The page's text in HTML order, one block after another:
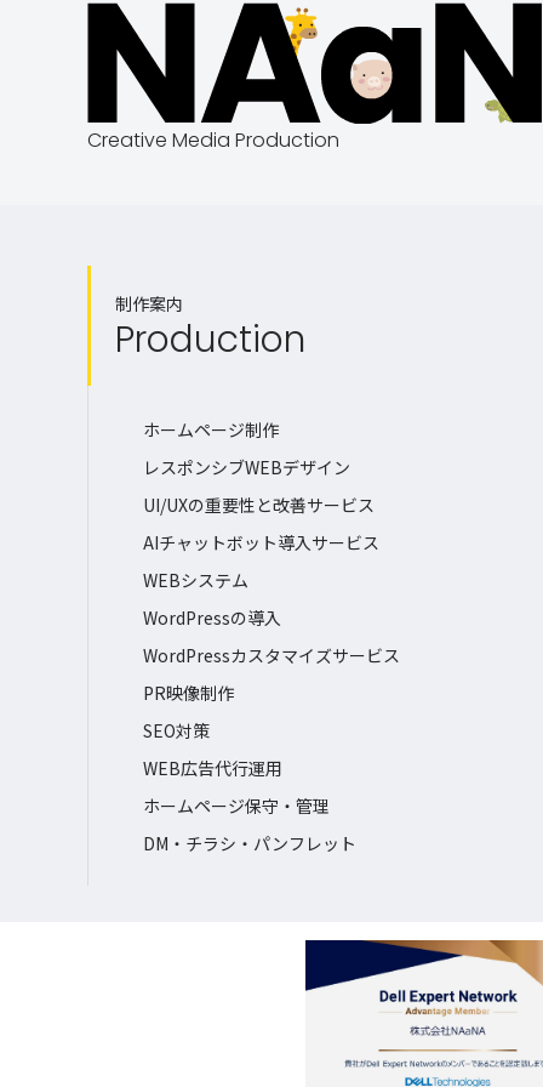
Creative Media Production
制作案内
Production
ホームページ制作
レスポンシブWEBデザイン
UI/UXの重要性と改善サービス
AIチャットボット導入サービス
WEBシステム
WordPressの導入
WordPressカスタマイズサービス
PR映像制作
SEO対策
WEB広告代行運用
ホームページ保守・管理
DM・チラシ・パンフレット